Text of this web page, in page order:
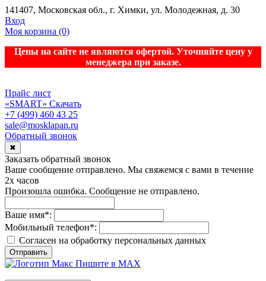
141407, Московская обл., г. Химки, ул. Молодежная, д. 30
Вход
Моя корзина (0)
Цены на сайте не являются офертой. Уточняйте цену у
менеджера при заказе.
Прайс лист
«SMART» Скачать
+7 (499) 460 43 25
sale@mosklapan.ru
Обратный звонок
✖
Заказать обратный звонок
Ваше сообщение отправлено. Мы свяжемся с вами в течение
2х часов
Произошла ошибка. Сообщение не отправлено.
Ваше имя*:
Мобильный телефон*:
Согласен на обработку персональныx данных
Отправить
Пишите в MAX